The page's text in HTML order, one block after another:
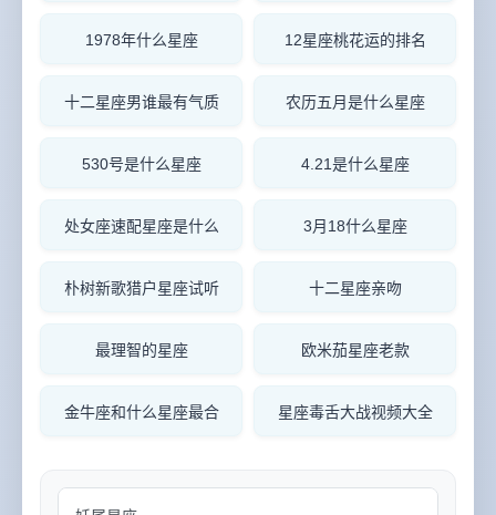
1978年什么星座 12星座桃花运的排名
十二星座男谁最有气质 农历五月是什么星座
530号是什么星座 4.21是什么星座
处女座速配星座是什么 3月18什么星座
朴树新歌猎户星座试听 十二星座亲吻
最理智的星座 欧米茄星座老款
金牛座和什么星座最合 星座毒舌大战视频大全